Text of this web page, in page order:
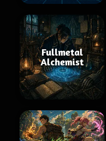
Fullmetal
Alchemist